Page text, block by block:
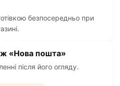
безпосередньо при
«Нова пошта»
після його огляду.